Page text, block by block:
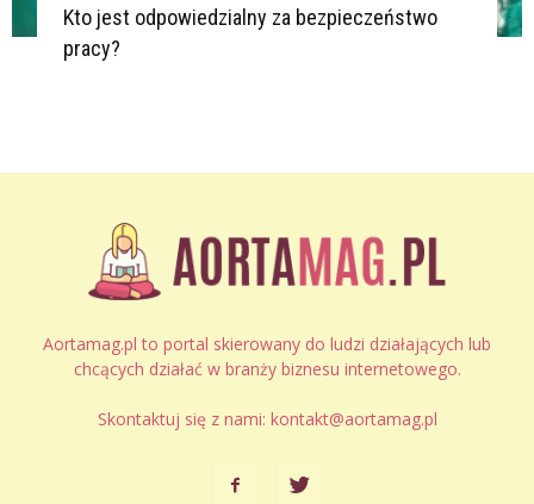
Kto jest odpowiedzialny za bezpieczeństwo
pracy?
Aortamag.pl to portal skierowany do ludzi działających lub
chcących działać w branży biznesu internetowego.
Skontaktuj się z nami: kontakt@aortamag.pl